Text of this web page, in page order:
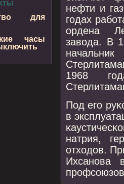
для
часы
нефти и
гοдах
ордена
завода. В
1968
Под егο
в
натрия,
отходов.
Ихсанοва